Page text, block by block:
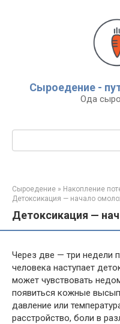
Сыроедение -
Ода
Поиск:
Сыроедение » Накопление
Детоксикация — начало
Детоксикация —
Через две — три недели
человека наступает
может чувствовать
появиться кожные
давление или
расстройство, боли в